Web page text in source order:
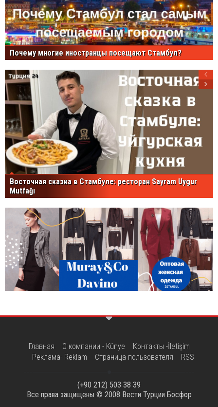
Почему многие иностранцы посещают Стамбул?
Восточная сказка в Стамбуле: ресторан Sayram Uygur
Mutfağı
Главная О компании - Künye
Контакты -İletişim
Реклама- Reklam
Страница пользователя RSS
(+90 212) 503 38 39
Все права защищены © 2008 Вести Турции Босфор